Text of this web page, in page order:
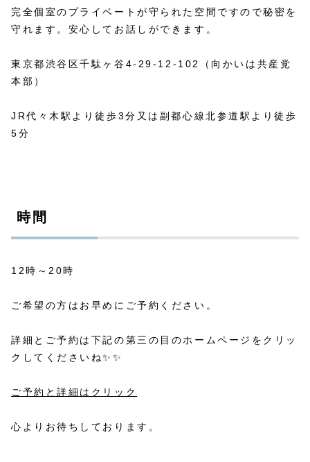
完全個室のプライベートが守られた空間ですので秘密を
守れます。安心してお話しができます。
東京都渋谷区千駄ヶ谷4-29-12-102（向かいは共産党
本部）
JR代々木駅より徒歩3分又は副都心線北参道駅より徒歩
5分
時間
12時～20時
ご希望の方はお早めにご予約ください。
詳細とご予約は下記の第三の目のホームページをクリッ
クしてくださいね✨✨
ご予約と詳細はクリック
心よりお待ちしております。